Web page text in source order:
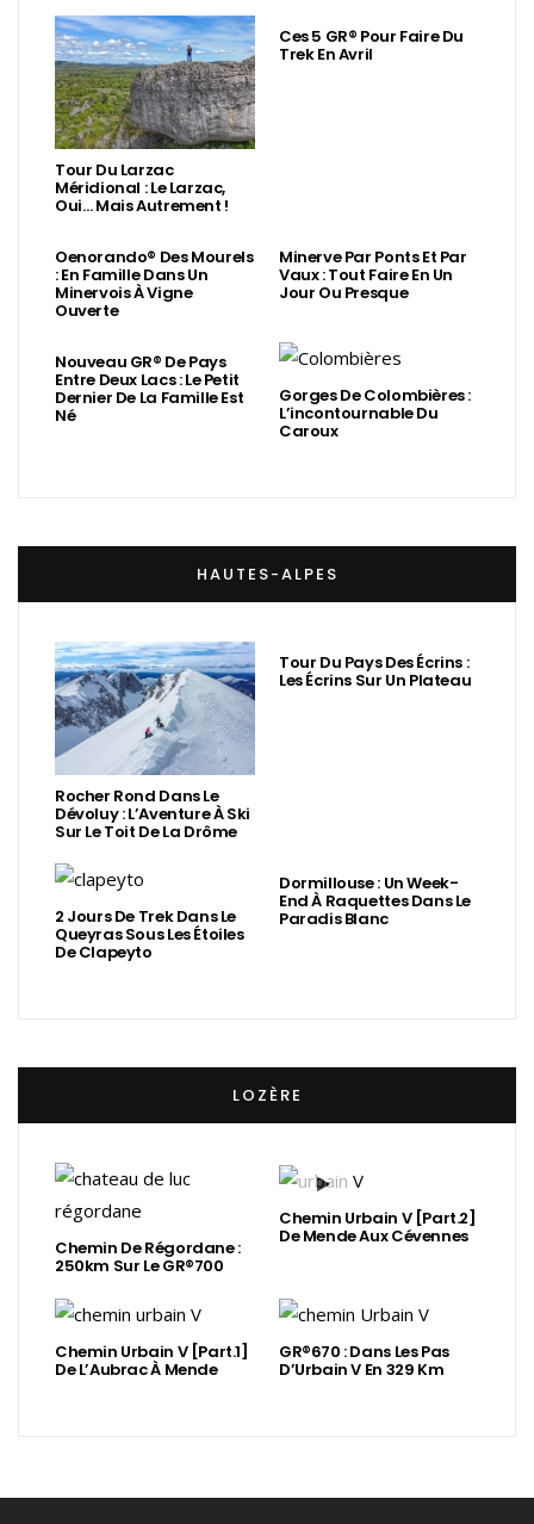
Tour Du Larzac
Méridional : Le Larzac,
Oui… Mais Autrement !
Ces 5 GR® Pour Faire Du
Trek En Avril
Oenorando® Des Mourels
: En Famille Dans Un
Minervois À Vigne
Ouverte
Minerve Par Ponts Et Par
Vaux : Tout Faire En Un
Jour Ou Presque
Nouveau GR® De Pays
Entre Deux Lacs : Le Petit
Dernier De La Famille Est
Né
Gorges De Colombières :
L’incontournable Du
Caroux
HAUTES-ALPES
Rocher Rond Dans Le
Dévoluy : L’Aventure À Ski
Sur Le Toit De La Drôme
Tour Du Pays Des Écrins :
Les Écrins Sur Un Plateau
2 Jours De Trek Dans Le
Queyras Sous Les Étoiles
De Clapeyto
Dormillouse : Un Week-
End À Raquettes Dans Le
Paradis Blanc
LOZÈRE
Chemin De Régordane :
250km Sur Le GR®700
Chemin Urbain V [Part.2]
De Mende Aux Cévennes
Chemin Urbain V [Part.1]
De L’Aubrac À Mende
GR®670 : Dans Les Pas
D’Urbain V En 329 Km